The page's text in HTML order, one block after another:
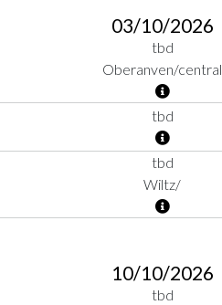
03/10/2026
tbd
Oberanven/central
tbd
tbd
Wiltz/
10/10/2026
tbd